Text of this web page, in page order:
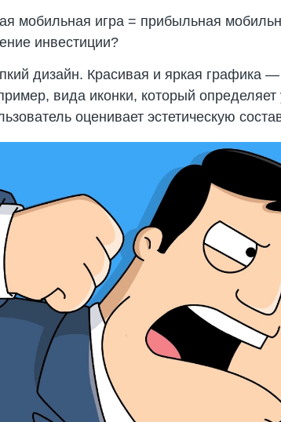
мобильная игра = прибыльная
инвестиции?
дизайн. Красивая и яркая графика
вида иконки, который
оценивает эстетическую